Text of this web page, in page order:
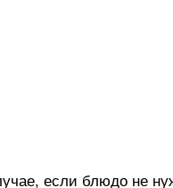
если блюдо не